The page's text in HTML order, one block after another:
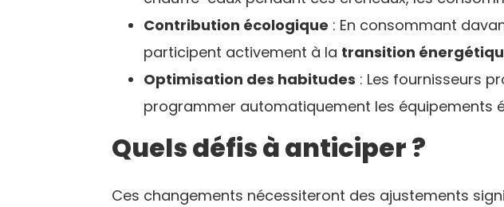
Contribution écologique : En consommant
participent activement à la transition
Optimisation des habitudes : Les fournisseurs
programmer automatiquement les équipements
Quels défis à anticiper ?
Ces changements nécessiteront des ajustements